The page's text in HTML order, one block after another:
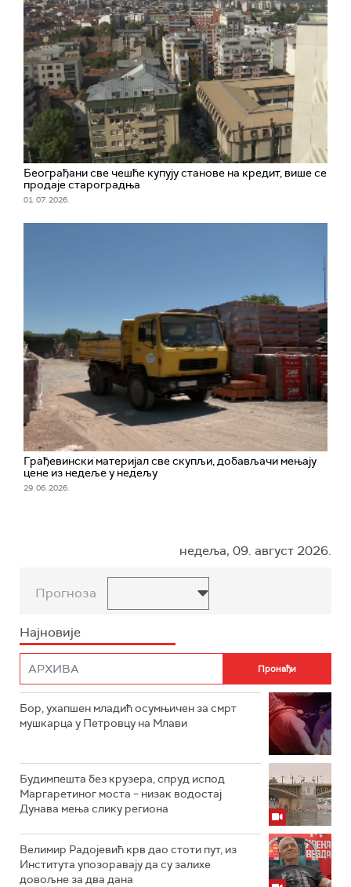
Београђани све чешће купују станове на кредит, више се
продаје староградња
01. 07. 2026.
Грађевински материјал све скупљи, добављачи мењају
цене из недеље у недељу
29. 06. 2026.
недеља, 09. август 2026.
Прогноза
Најновије
Бор, ухапшен младић осумњичен за смрт
мушкарца у Петровцу на Млави
Будимпешта без крузера, спруд испод
Маргаретиног моста – низак водостај
Дунава мења слику региона
Велимир Радојевић крв дао стоти пут, из
Института упозоравају да су залихе
довољне за два дана